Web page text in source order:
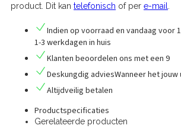
product. Dit kan telefonisch of per e-mail
Indien op voorraad en vandaag voor
1-3 werkdagen in huis
Klanten beoordelen ons met een 9
Deskungdig adviesWanneer het
Altijdveilig betalen
Productspecificaties
Gerelateerde producten